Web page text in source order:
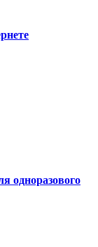
одноразового